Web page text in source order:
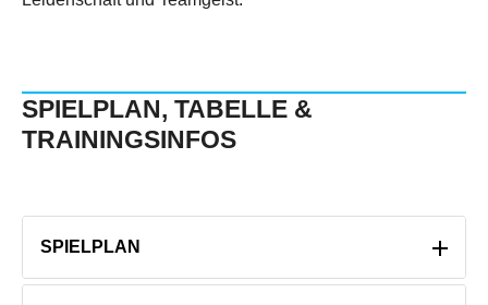
SPIELPLAN, TABELLE &
TRAININGSINFOS
SPIELPLAN